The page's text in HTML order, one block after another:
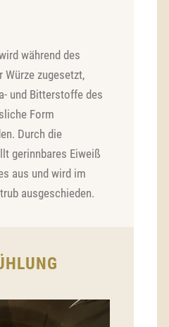
während des
Würze zugesetzt,
und Bitterstoffe des
Form
Durch die
gerinnbares Eiweiß
aus und wird im
ausgeschieden.